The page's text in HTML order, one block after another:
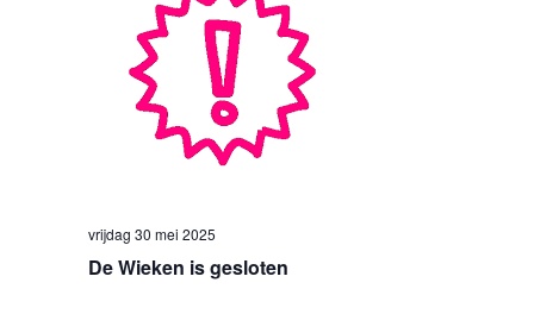
De Wieken is gesloten
vrijdag 30 mei 2025